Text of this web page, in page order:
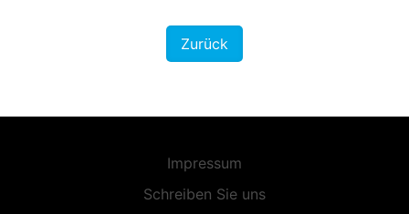
Zurück
Impressum
Schreiben Sie uns